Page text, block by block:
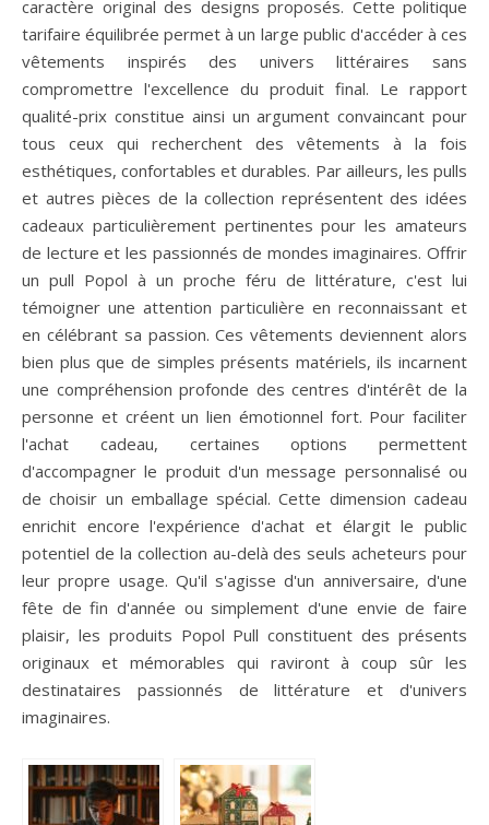
caractère original des designs proposés. Cette politique
tarifaire équilibrée permet à un large public d'accéder à ces
vêtements inspirés des univers littéraires sans
compromettre l'excellence du produit final. Le rapport
qualité-prix constitue ainsi un argument convaincant pour
tous ceux qui recherchent des vêtements à la fois
esthétiques, confortables et durables. Par ailleurs, les pulls
et autres pièces de la collection représentent des idées
cadeaux particulièrement pertinentes pour les amateurs
de lecture et les passionnés de mondes imaginaires. Offrir
un pull Popol à un proche féru de littérature, c'est lui
témoigner une attention particulière en reconnaissant et
en célébrant sa passion. Ces vêtements deviennent alors
bien plus que de simples présents matériels, ils incarnent
une compréhension profonde des centres d'intérêt de la
personne et créent un lien émotionnel fort. Pour faciliter
l'achat cadeau, certaines options permettent
d'accompagner le produit d'un message personnalisé ou
de choisir un emballage spécial. Cette dimension cadeau
enrichit encore l'expérience d'achat et élargit le public
potentiel de la collection au-delà des seuls acheteurs pour
leur propre usage. Qu'il s'agisse d'un anniversaire, d'une
fête de fin d'année ou simplement d'une envie de faire
plaisir, les produits Popol Pull constituent des présents
originaux et mémorables qui raviront à coup sûr les
destinataires passionnés de littérature et d'univers
imaginaires.